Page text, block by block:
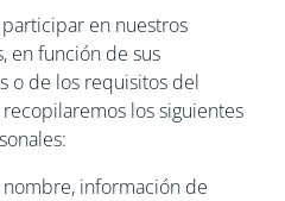
en nuestros
en función de sus
o de los requisitos del
los siguientes
nombre, información de